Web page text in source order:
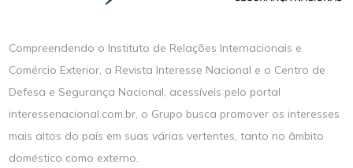
Compreendendo o Instituto de Relações Internacionais e
Comércio Exterior, a Revista Interesse Nacional e o Centro de
Defesa e Segurança Nacional, acessíveis pelo portal
interessenacional.com.br, o Grupo busca promover os interesses
mais altos do país em suas várias vertentes, tanto no âmbito
doméstico como externo.